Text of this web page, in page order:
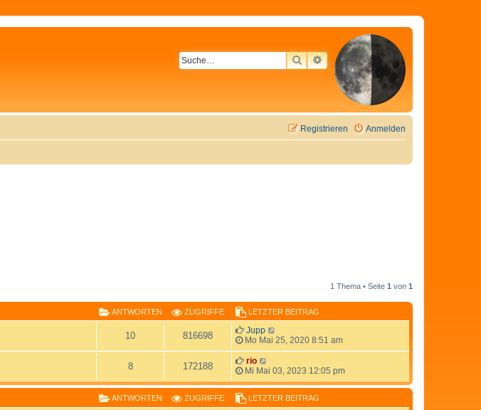
SUCHEERWEITERTE SUCHE
Anmelden
Registrieren
1 Thema • Seite 1 von 1
ANTWORTEN ZUGRIFFE LETZTER BEITRAG
10 816698
Jupp
Mo Mai 25, 2020 8:51 am
8 172188
rio
Mi Mai 03, 2023 12:05 pm
ANTWORTEN ZUGRIFFE LETZTER BEITRAG